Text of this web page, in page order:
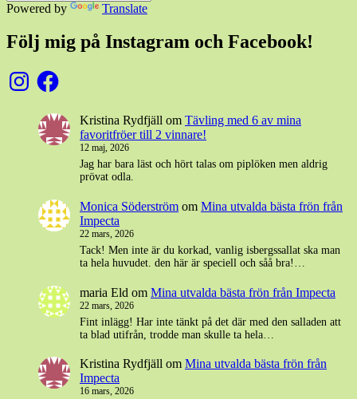
Powered by Translate
Följ mig på Instagram och Facebook!
InstagramFacebook
Kristina Rydfjäll om Tävling med 6 av mina
favoritfröer till 2 vinnare!
12 maj, 2026
Jag har bara läst och hört talas om piplöken men aldrig
prövat odla.
Monica Söderström om Mina utvalda bästa frön från
Impecta
22 mars, 2026
Tack! Men inte är du korkad, vanlig isbergssallat ska man
ta hela huvudet. den här är speciell och såå bra!…
maria Eld om Mina utvalda bästa frön från Impecta
22 mars, 2026
Fint inlägg! Har inte tänkt på det där med den salladen att
ta blad utifrån, trodde man skulle ta hela…
Kristina Rydfjäll om Mina utvalda bästa frön från
Impecta
16 mars, 2026